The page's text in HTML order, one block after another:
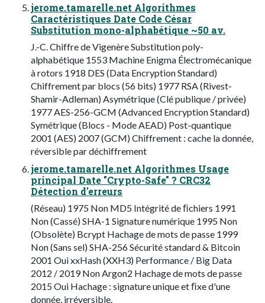
jerome.tamarelle.net Algorithmes
Caractéristiques Date Code César
Substitution mono-alphabétique ~50 av.
J.-C. Chiffre de Vigenère Substitution poly-
alphabétique 1553 Machine Enigma Électromécanique
à rotors 1918 DES (Data Encryption Standard)
Chiffrement par blocs (56 bits) 1977 RSA (Rivest-
Shamir-Adleman) Asymétrique (Clé publique / privée)
1977 AES-256-GCM (Advanced Encryption Standard)
Symétrique (Blocs - Mode AEAD) Post-quantique
2001 (AES) 2007 (GCM) Chiffrement : cache la donnée,
réversible par déchiffrement
jerome.tamarelle.net Algorithmes Usage
principal Date "Crypto-Safe" ? CRC32
Détection d'erreurs
(Réseau) 1975 Non MD5 Intégrité de ﬁchiers 1991
Non (Cassé) SHA-1 Signature numérique 1995 Non
(Obsolète) Bcrypt Hachage de mots de passe 1999
Non (Sans sel) SHA-256 Sécurité standard & Bitcoin
2001 Oui xxHash (XXH3) Performance / Big Data
2012 / 2019 Non Argon2 Hachage de mots de passe
2015 Oui Hachage : signature unique et ﬁxe d'une
donnée, irréversible.